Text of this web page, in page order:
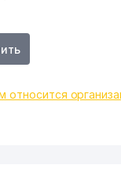
относится